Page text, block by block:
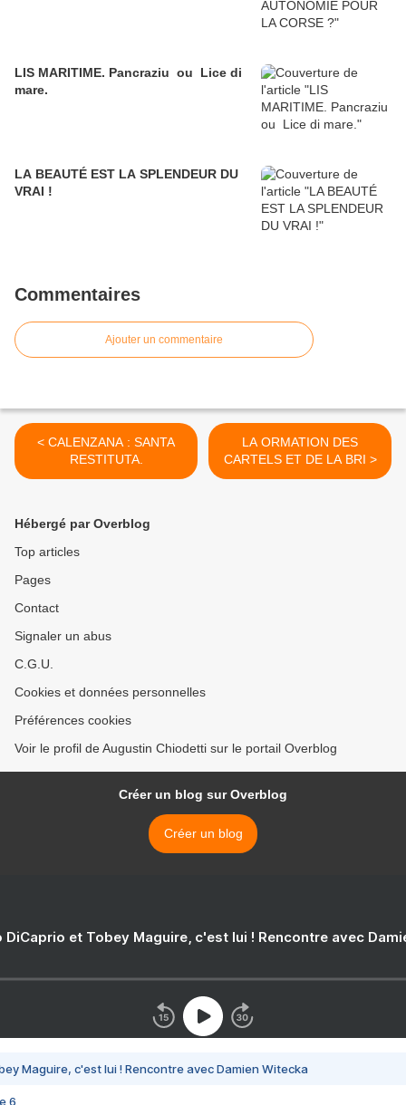
LIS MARITIME. Pancraziu ou Lice di
mare.
LA BEAUTÉ EST LA SPLENDEUR DU
VRAI !
Commentaires
Ajouter un commentaire
< CALENZANA : SANTA
RESTITUTA.
LA ORMATION DES
CARTELS ET DE LA BRI >
Hébergé par Overblog
Top articles
Pages
Contact
Signaler un abus
C.G.U.
Cookies et données personnelles
Préférences cookies
Voir le profil de Augustin Chiodetti sur le portail Overblog
Créer un blog sur Overblog
Créer un blog
DiCaprio et Tobey Maguire, c'est lui ! Rencontre avec
Maguire, c'est lui ! Rencontre avec Damien Witecka
6